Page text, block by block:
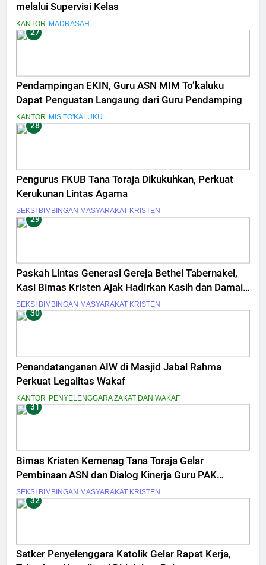
melalui Supervisi Kelas
KANTOR MADRASAH
27
Pendampingan EKIN, Guru ASN MIM To’kaluku
Dapat Penguatan Langsung dari Guru Pendamping
KANTOR MIS TO'KALUKU
28
Pengurus FKUB Tana Toraja Dikukuhkan, Perkuat
Kerukunan Lintas Agama
SEKSI BIMBINGAN MASYARAKAT KRISTEN
29
Paskah Lintas Generasi Gereja Bethel Tabernakel,
Kasi Bimas Kristen Ajak Hadirkan Kasih dan Damai
Sejahtera
SEKSI BIMBINGAN MASYARAKAT KRISTEN
30
Penandatanganan AIW di Masjid Jabal Rahma
Perkuat Legalitas Wakaf
KANTOR PENYELENGGARA ZAKAT DAN WAKAF
31
Bimas Kristen Kemenag Tana Toraja Gelar
Pembinaan ASN dan Dialog Kinerja Guru PAK
Tingkat Menengah
SEKSI BIMBINGAN MASYARAKAT KRISTEN
32
Satker Penyelenggara Katolik Gelar Rapat Kerja,